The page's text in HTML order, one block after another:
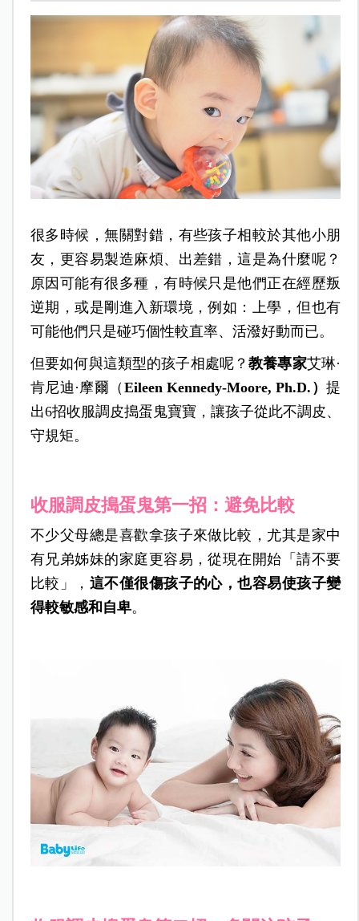
很多時候，無關對錯，有些孩子相較於其他小朋
友，更容易製造麻煩、出差錯，這是為什麼呢？
原因可能有很多種，有時候只是他們正在經歷叛
逆期，或是剛進入新環境，例如：上學，但也有
可能他們只是碰巧個性較直率、活潑好動而已。
但要如何與這類型的孩子相處呢？教養專家艾琳·
肯尼迪·摩爾（ Eileen Kennedy-Moore, Ph.D.）提
出6招收服調皮搗蛋鬼寶寶 ，讓孩子從此不調皮、
守規矩。
收服調皮搗蛋鬼第一招：避免比較
不少父母總是喜歡拿孩子來做比較，尤其是家中
有兄弟姊妹的家庭更容易，從現在開始「請不要
比較」， 這不僅很傷孩子的心，也容易使孩子變
得較敏感和自卑。